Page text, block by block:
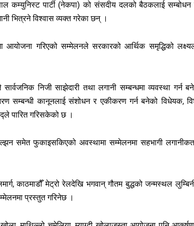
कम्युनिस्ट पार्टी (नेकपा) को संसदीय दलको बैठकलाई सम्बोधन
भित्रने विश्वास व्यक्त गरेका छन् ।
गरिएको सम्मेलनले सरकारको आर्थिक समृद्धिको
निजी साझेदारी तथा लगानी सम्बन्धमा व्यवस्था गर्न
सम्बन्धी कानूनलाई संशोधन र एकीकरण गर्न बनेको विधेयक,
पारित गरिसकेको छ ।
समेत फुकाइसकिएको अवस्थामा सम्मेलनमा सहभागी
काठमाडौँ मेट्रो रेलदेखि भगवान् गौतम बुद्धको जन्मस्थल
प्रस्तुत गरिनेछ ।